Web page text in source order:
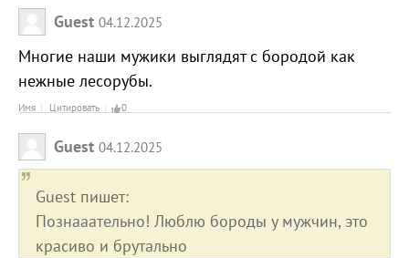
Guest 04.12.2025
Многие наши мужики выглядят с бородой как
нежные лесорубы.
Имя Цитировать 0
Guest 04.12.2025
Guest пишет:
Познааательно! Люблю бороды у мужчин, это
красиво и брутально